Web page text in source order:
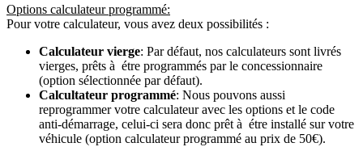
Options calculateur programmé:
Pour votre calculateur, vous avez deux possibilités :
Calculateur vierge: Par défaut, nos calculateurs sont livrés
vierges, prêts à étre programmés par le concessionnaire
(option sélectionnée par défaut).
Calcultateur programmé: Nous pouvons aussi
reprogrammer votre calculateur avec les options et le code
anti-démarrage, celui-ci sera donc prêt à étre installé sur votre
véhicule (option calculateur programmé au prix de 50€).